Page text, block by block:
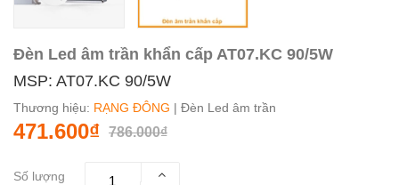
Đèn Led âm trần khẩn cấp AT07.KC 90/5W
MSP: AT07.KC 90/5W
Thương hiệu: RẠNG ĐÔNG | Đèn Led âm trần
471.600₫ 786.000₫
Số lượng